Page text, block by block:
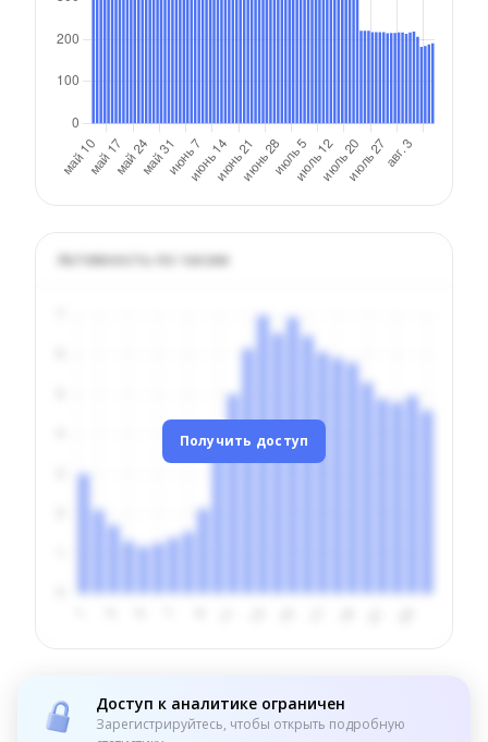
Активность по часам
Получить доступ
Доступ к аналитике ограничен
Зарегистрируйтесь, чтобы открыть подробную